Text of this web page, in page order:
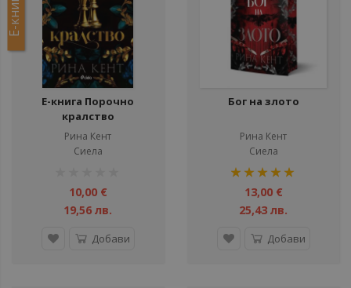
Е-книга
Е-книга Порочно
кралство
Рина Кент
Сиела
10,00 €
19,56 лв.
Добави
Бог на злото
Рина Кент
Сиела
рейтинг:
100%13,00 €
25,43 лв.
Добави